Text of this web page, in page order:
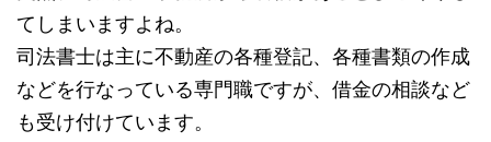
てしまいますよね。
司法書士は主に不動産の各種登記、各種書類の作成
などを行なっている専門職ですが、借金の相談など
も受け付けています。